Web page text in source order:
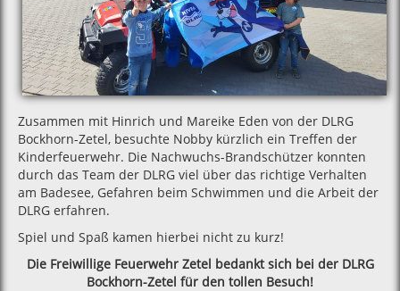
Zusammen mit Hinrich und Mareike Eden von der DLRG
Bockhorn-Zetel, besuchte Nobby kürzlich ein Treffen der
Kinderfeuerwehr. Die Nachwuchs-Brandschützer konnten
durch das Team der DLRG viel über das richtige Verhalten
am Badesee, Gefahren beim Schwimmen und die Arbeit der
DLRG erfahren.
Spiel und Spaß kamen hierbei nicht zu kurz!
Die Freiwillige Feuerwehr Zetel bedankt sich bei der DLRG
Bockhorn-Zetel für den tollen Besuch!